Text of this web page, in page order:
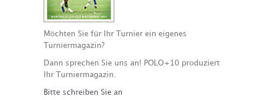
Möchten Sie für Ihr Turnier ein eigenes
Turniermagazin?
Dann sprechen Sie uns an! POLO+10 produziert
Ihr Turniermagazin.
Bitte schreiben Sie an